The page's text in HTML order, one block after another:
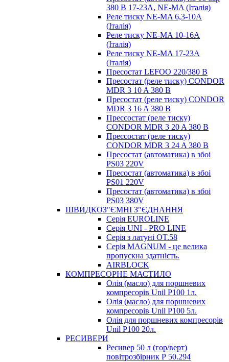
380 В 17-23А, NE-MA (Італія)
Реле тиску NE-MA 6,3-10A
(Італія)
Реле тиску NE-MA 10-16A
(Італія)
Реле тиску NE-MA 17-23A
(Італія)
Пресостат LEFOO 220/380 В
Пресостат (реле тиску) CONDOR
MDR 3 10 A 380 В
Пресостат (реле тиску) CONDOR
MDR 3 16 A 380 В
Прессостат (реле тиску)
CONDOR MDR 3 20 A 380 В
Прессостат (реле тиску)
CONDOR MDR 3 24 A 380 В
Пресостат (автоматика) в збоі
PS03 220V
Пресостат (автоматика) в збоі
PS01 220V
Пресостат (автоматика) в збоі
PS03 380V
ШВИДКОЗ"ЄМНІ З"ЄДНАННЯ
Серія EUROLINE
Серія UNI - PRO LINE
Серія з латуні OT.58
Серія MAGNUM - це велика
пропускна здатність.
AIRBLOCK
КОМПРЕСОРНЕ МАСТИЛО
Олія (масло) для поршневих
компресорів Unil P100 1л.
Олія (масло) для поршневих
компресорів Unil P100 5л.
Олія для поршневих компресорів
Unil P100 20л.
РЕСИВЕРИ
Ресивер 50 л (гор/верт)
повітрозбірник Р 50.294